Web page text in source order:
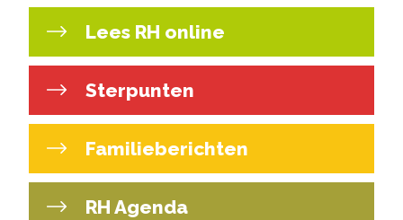
Lees RH online
Sterpunten
Familieberichten
RH Agenda